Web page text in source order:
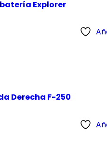
Explorer
Derecha F-250